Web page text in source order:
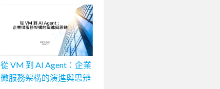
從 VM 到 AI Agent：企業
微服務架構的演進與思辨